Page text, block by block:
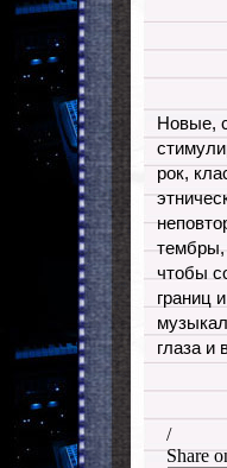
Новые,
рок,
тембры,
чтобы
границ
глаза